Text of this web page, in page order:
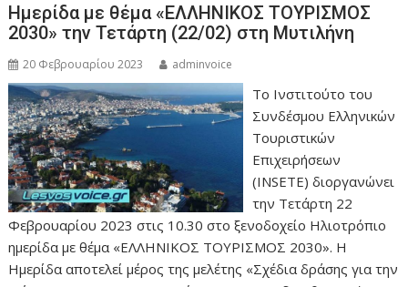
Ημερίδα με θέμα «ΕΛΛΗΝΙΚΟΣ ΤΟΥΡΙΣΜΟΣ
2030» την Τετάρτη (22/02) στη Μυτιλήνη
20 Φεβρουαρίου 2023 adminvoice
Το Ινστιτούτο του
Συνδέσμου Ελληνικών
Τουριστικών
Επιχειρήσεων
(INSETE) διοργανώνει
την Τετάρτη 22
Φεβρουαρίου 2023 στις 10.30 στο ξενοδοχείο Ηλιοτρόπιο
ημερίδα με θέμα «ΕΛΛΗΝΙΚΟΣ ΤΟΥΡΙΣΜΟΣ 2030». Η
Ημερίδα αποτελεί μέρος της μελέτης «Σχέδια δράσης για την